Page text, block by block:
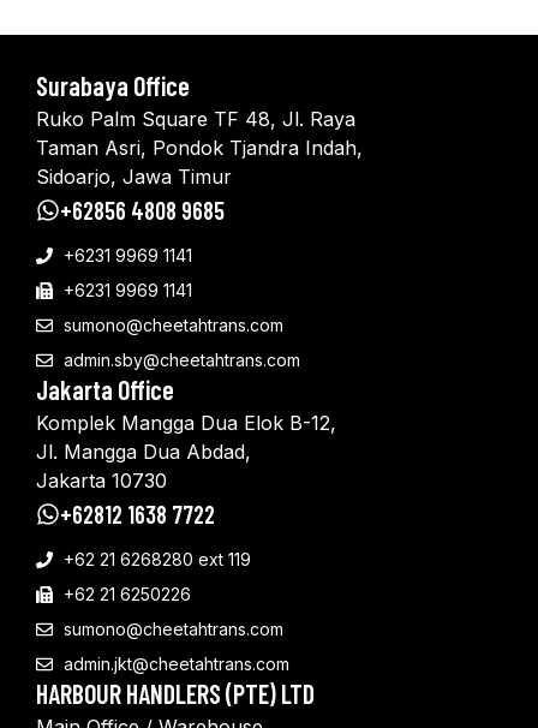
Surabaya Office
Ruko Palm Square TF 48, Jl. Raya
Taman Asri, Pondok Tjandra Indah,
Sidoarjo, Jawa Timur
+62856 4808 9685
+6231 9969 1141
+6231 9969 1141
sumono@cheetahtrans.com
admin.sby@cheetahtrans.com
Jakarta Office
Komplek Mangga Dua Elok B-12,
Jl. Mangga Dua Abdad,
Jakarta 10730
+62812 1638 7722
+62 21 6268280 ext 119
+62 21 6250226
sumono@cheetahtrans.com
admin.jkt@cheetahtrans.com
HARBOUR HANDLERS (PTE) LTD